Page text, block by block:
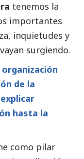
tenemos la
importantes
inquietudes y
surgiendo.
de la
hasta la
como pilar